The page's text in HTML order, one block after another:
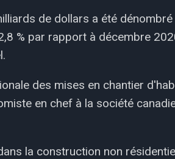
de dollars a été
% par rapport à décembre
des mises en chantier
en chef à la société
la construction non